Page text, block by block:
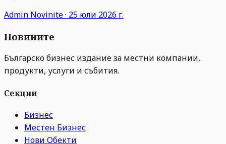
Admin Novinite· 25 юли 2026 г.
Новините
Българско бизнес издание за местни компании,
продукти, услуги и събития.
Секции
Бизнес
Местен Бизнес
Нови Обекти